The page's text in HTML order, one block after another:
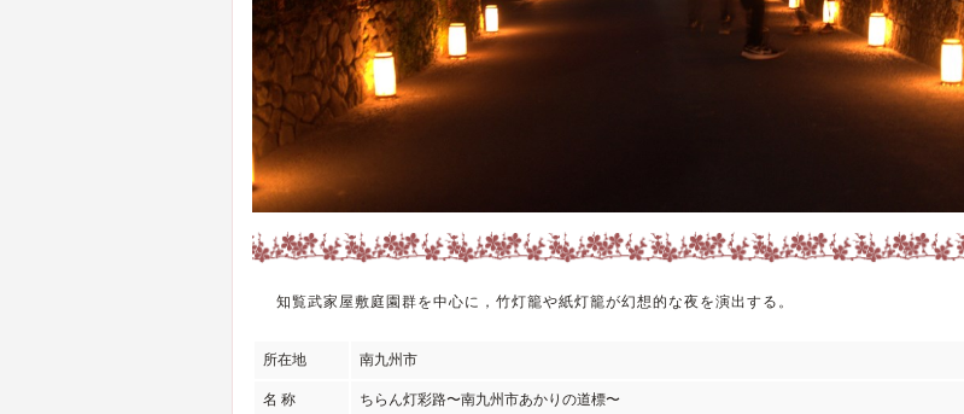
知覧武家屋敷庭園群を中心に，竹灯籠や紙灯籠が幻想的な夜を演出する。
所在地 南九州市
名 称 ちらん灯彩路〜南九州市あかりの道標〜